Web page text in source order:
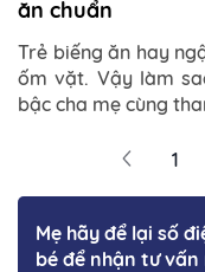
ăn chuẩn
Trẻ biếng ăn hay
ốm vặt. Vậy làm
bậc cha mẹ cùng
1
Mẹ hãy để lại số
bé để nhận tư vấn